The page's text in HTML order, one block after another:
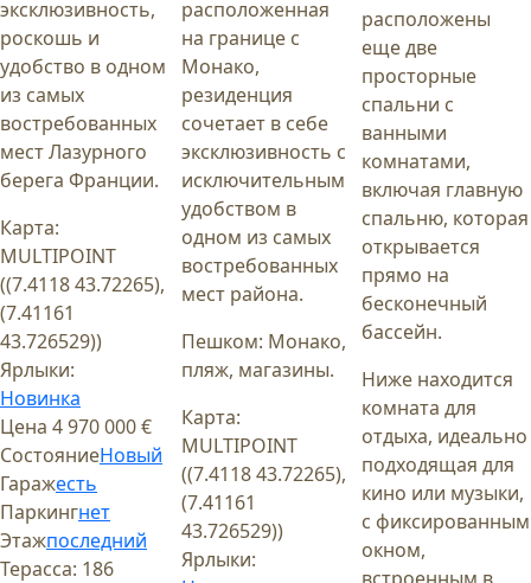
эксклюзивность,
роскошь и
удобство в одном
из самых
востребованных
мест Лазурного
берега Франции.
Карта:
MULTIPOINT
((7.4118 43.72265),
(7.41161
43.726529))
Ярлыки:
Новинка
Цена 4 970 000 €
СостояниеНовый
Гаражесть
Паркингнет
Этажпоследний
Терасса: 186
расположенная
на границе с
Монако,
резиденция
сочетает в себе
эксклюзивность с
исключительным
удобством в
одном из самых
востребованных
мест района.
Пешком: Монако,
пляж, магазины.
Карта:
MULTIPOINT
((7.4118 43.72265),
(7.41161
43.726529))
Ярлыки:
расположены
еще две
просторные
спальни с
ванными
комнатами,
включая главную
спальню, которая
открывается
прямо на
бесконечный
бассейн.
Ниже находится
комната для
отдыха, идеально
подходящая для
кино или музыки,
с фиксированным
окном,